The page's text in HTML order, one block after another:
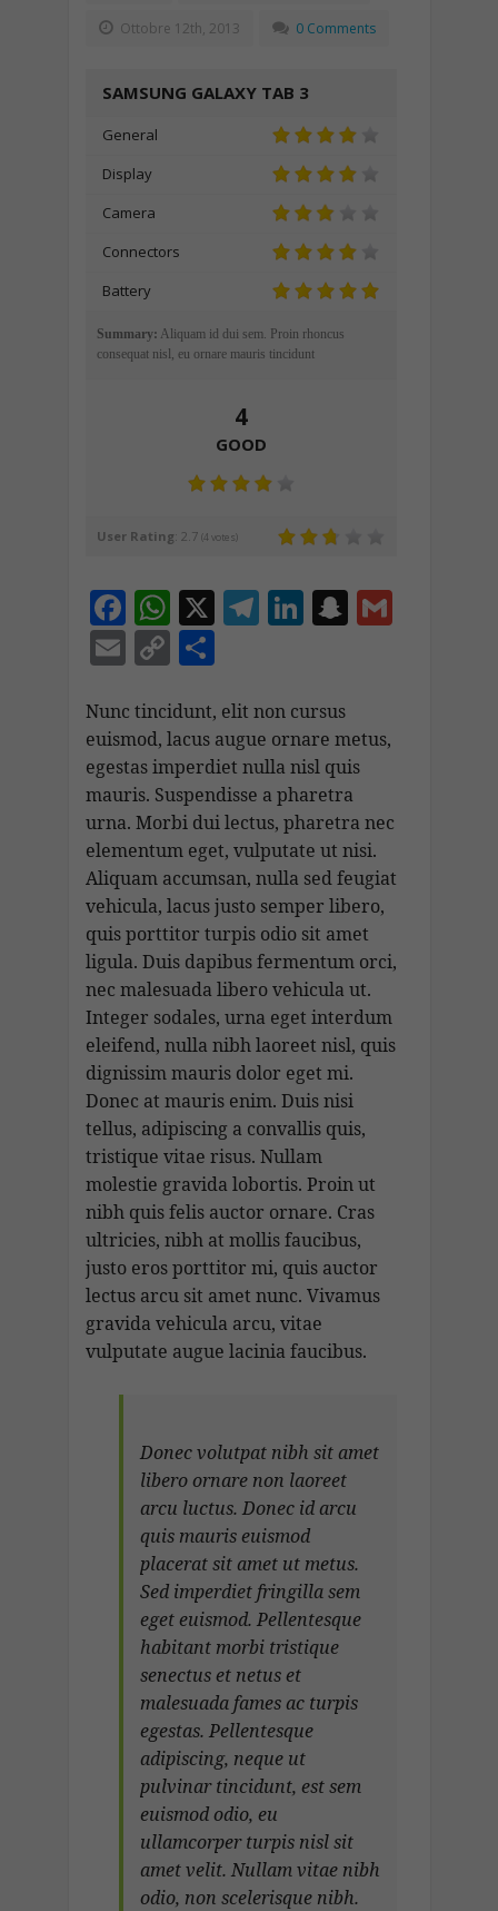
Ottobre 12th, 2013 0 Comments
SAMSUNG GALAXY TAB 3
General
Display
Camera
Connectors
Battery
Summary: Aliquam id dui sem. Proin rhoncus
consequat nisl, eu ornare mauris tincidunt
4
GOOD
User Rating: 2.7 (4 votes)
F
ac
e
b
o
o
k
W
h
at
s
A
p
p
X T
gr
a
m
Li
e
dI
n
S
c
h
at
G
E
ai
l
C
p
y
Li
n
k
C
n
di
vi
di
Nunc tincidunt, elit non cursus
euismod, lacus augue ornare metus,
egestas imperdiet nulla nisl quis
mauris. Suspendisse a pharetra
urna. Morbi dui lectus, pharetra nec
elementum eget, vulputate ut nisi.
Aliquam accumsan, nulla sed feugiat
vehicula, lacus justo semper libero,
quis porttitor turpis odio sit amet
ligula. Duis dapibus fermentum orci,
nec malesuada libero vehicula ut.
Integer sodales, urna eget interdum
eleifend, nulla nibh laoreet nisl, quis
dignissim mauris dolor eget mi.
Donec at mauris enim. Duis nisi
tellus, adipiscing a convallis quis,
tristique vitae risus. Nullam
molestie gravida lobortis. Proin ut
nibh quis felis auctor ornare. Cras
ultricies, nibh at mollis faucibus,
justo eros porttitor mi, quis auctor
lectus arcu sit amet nunc. Vivamus
gravida vehicula arcu, vitae
vulputate augue lacinia faucibus.
Donec volutpat nibh sit amet
libero ornare non laoreet
arcu luctus. Donec id arcu
quis mauris euismod
placerat sit amet ut metus.
Sed imperdiet fringilla sem
eget euismod. Pellentesque
habitant morbi tristique
senectus et netus et
malesuada fames ac turpis
egestas. Pellentesque
adipiscing, neque ut
pulvinar tincidunt, est sem
euismod odio, eu
ullamcorper turpis nisl sit
amet velit. Nullam vitae nibh
odio, non scelerisque nibh.